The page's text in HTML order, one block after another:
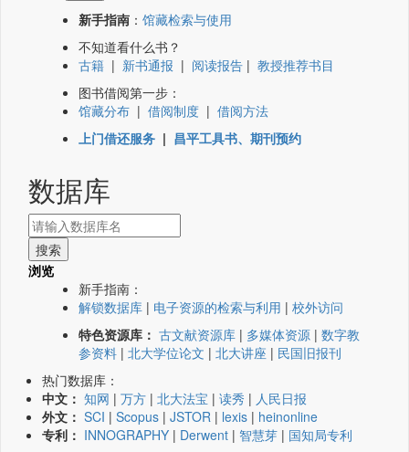
新手指南 ： 馆藏检索与使用
不知道看什么书？
古籍 | 新书通报 | 阅读报告 | 教授推荐书目
图书借阅第一步：
馆藏分布 | 借阅制度 | 借阅方法
上门借还服务 | 昌平工具书、期刊预约
数据库
浏览
新手指南：
解锁数据库 | 电子资源的检索与利用 | 校外访问
特色资源库： 古文献资源库 | 多媒体资源 | 数字教
参资料 | 北大学位论文 | 北大讲座 | 民国旧报刊
热门数据库：
中文： 知网 | 万方 | 北大法宝 | 读秀 | 人民日报
外文： SCI | Scopus | JSTOR | lexis | heinonline
专利： INNOGRAPHY | Derwent | 智慧芽 | 国知局专利